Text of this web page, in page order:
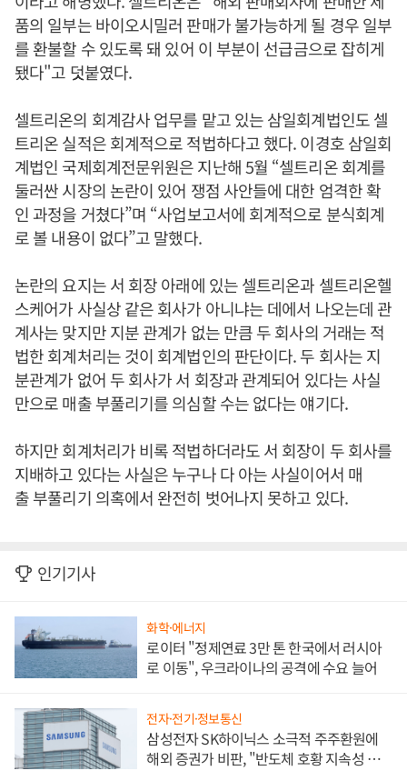
품의 일부는 바이오시밀러 판매가 불가능하게 될 경우 일부
를 환불할 수 있도록 돼 있어 이 부분이 선급금으로 잡히게
됐다"고 덧붙였다.
셀트리온의 회계감사 업무를 맡고 있는 삼일회계법인도 셀
트리온 실적은 회계적으로 적법하다고 했다. 이경호 삼일회
계법인 국제회계전문위원은 지난해 5월 “셀트리온 회계를
둘러싼 시장의 논란이 있어 쟁점 사안들에 대한 엄격한 확
인 과정을 거쳤다”며 “사업보고서에 회계적으로 분식회계
로 볼 내용이 없다”고 말했다.
논란의 요지는 서 회장 아래에 있는 셀트리온과 셀트리온헬
스케어가 사실상 같은 회사가 아니냐는 데에서 나오는데 관
계사는 맞지만 지분 관계가 없는 만큼 두 회사의 거래는 적
법한 회계처리는 것이 회계법인의 판단이다. 두 회사는 지
분관계가 없어 두 회사가 서 회장과 관계되어 있다는 사실
만으로 매출 부풀리기를 의심할 수는 없다는 얘기다.
하지만 회계처리가 비록 적법하더라도 서 회장이 두 회사를
지배하고 있다는 사실은 누구나 다 아는 사실이어서 매
출 부풀리기 의혹에서 완전히 벗어나지 못하고 있다.
인기기사
화학·에너지
로이터 "정제연료 3만 톤 한국에서 러시아
로 이동", 우크라이나의 공격에 수요 늘어
전자·전기·정보통신
삼성전자 SK하이닉스 소극적 주주환원에
해외 증권가 비판, "반도체 호황 지속성 의